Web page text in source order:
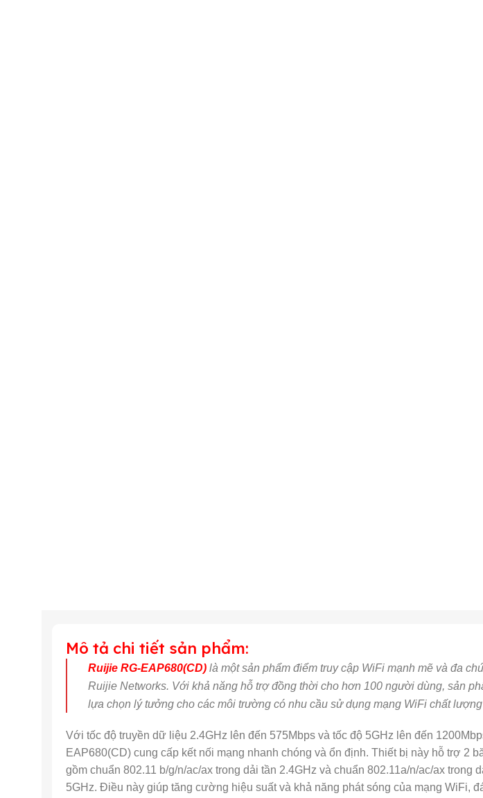
Mô tả chi tiết sản phẩm:
Ruijie RG-EAP680(CD) là một sản phẩm điểm truy cập WiFi mạnh mẽ và đa
Ruijie Networks. Với khả năng hỗ trợ đồng thời cho hơn 100 người dùng, sản
lựa chọn lý tưởng cho các môi trường có nhu cầu sử dụng mạng WiFi chất
Với tốc độ truyền dữ liệu 2.4GHz lên đến 575Mbps và tốc độ 5GHz lên đến
EAP680(CD) cung cấp kết nối mạng nhanh chóng và ổn định. Thiết bị này hỗ trợ 2
gồm chuẩn 802.11 b/g/n/ac/ax trong dải tần 2.4GHz và chuẩn 802.11a/n/ac/ax trong
5GHz. Điều này giúp tăng cường hiệu suất và khả năng phát sóng của mạng WiFi,